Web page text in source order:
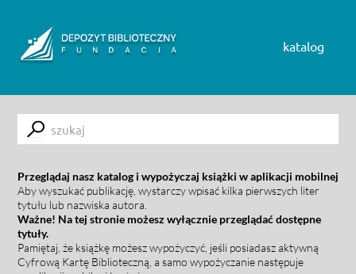
katalog
Submit
Przeglądaj nasz katalog i wypożyczaj książki w aplikacji mobilnej
Aby wyszukać publikację, wystarczy wpisać kilka pierwszych liter
tytułu lub nazwiska autora.
Ważne! Na tej stronie możesz wyłącznie przeglądać dostępne
tytuły.
Pamiętaj, że książkę możesz wypożyczyć, jeśli posiadasz aktywną
Cyfrową Kartę Biblioteczną, a samo wypożyczanie następuje